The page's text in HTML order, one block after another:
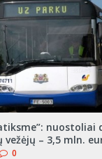
nuostoliai
vežėjų – 3,5 mln.
0